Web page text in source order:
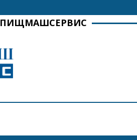
ПИЩМАШСЕРВИС